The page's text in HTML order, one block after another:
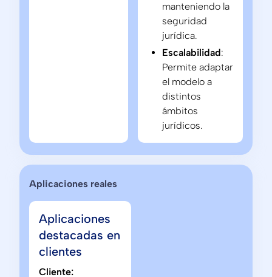
manteniendo la
seguridad
jurídica.
Escalabilidad:
Permite adaptar
el modelo a
distintos
ámbitos
jurídicos.
Aplicaciones reales
Aplicaciones
destacadas en
clientes
Cliente: